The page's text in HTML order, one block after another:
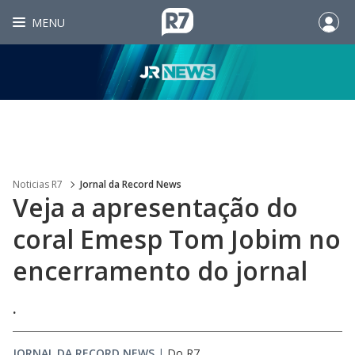
MENU
Noticias R7 Jornal da Record News
Veja a apresentação do
coral Emesp Tom Jobim no
encerramento do jornal
.